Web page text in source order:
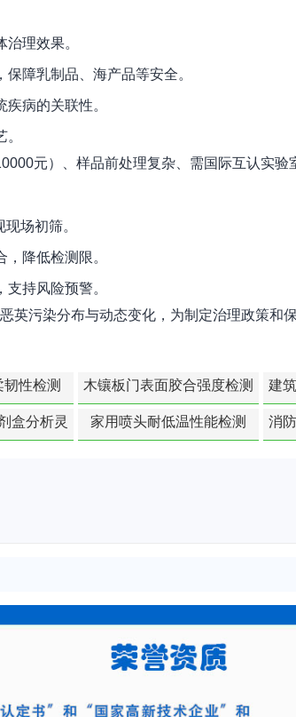
理效果。
保障乳制品、海产品等安全。
疾病的关联性。
元）、样品前处理复杂、需国际互认实验
场初筛。
，降低检测限。
支持风险预警。
英污染分布与动态变化，为制定治理政策和
性检测 木镶板门表面胶合强度检测
建
盒分析灵
家用喷头耐低温性能检测
消